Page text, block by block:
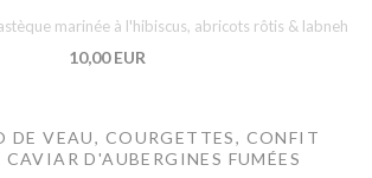
marinée à l'hibiscus, abricots rôtis & labneh
10,00 EUR
DE VEAU, COURGETTES, CONFIT
D'AUBERGINES FUMÉES